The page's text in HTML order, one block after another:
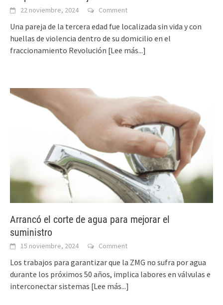
22 noviembre, 2024 Comment
Una pareja de la tercera edad fue localizada sin vida y con
huellas de violencia dentro de su domicilio en el
fraccionamiento Revolución [Lee más...]
Arrancó el corte de agua para mejorar el
suministro
15 noviembre, 2024 Comment
Los trabajos para garantizar que la ZMG no sufra por agua
durante los próximos 50 años, implica labores en válvulas e
interconectar sistemas [Lee más...]